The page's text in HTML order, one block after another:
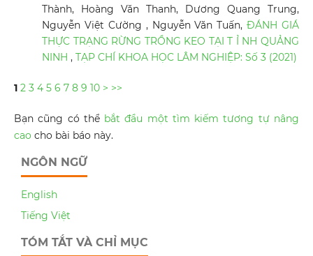
Thành, Hoàng Văn Thanh, Dương Quang Trung,
Nguyễn Việt Cường , Nguyễn Văn Tuấn,ĐÁNH GIÁ
THỰC TRẠNG RỪNG TRỒNG KEO TẠI T Ỉ NH QUẢNG
NINH , TẠP CHÍ KHOA HỌC LÂM NGHIỆP: Số 3 (2021)
1 2 3 4 5 6 7 8 9 10 > >>
Bạn cũng có thể bắt đầu một tìm kiếm tương tự nâng
cao cho bài báo này.
NGÔN NGỮ
English
Tiếng Việt
TÓM TẮT VÀ CHỈ MỤC